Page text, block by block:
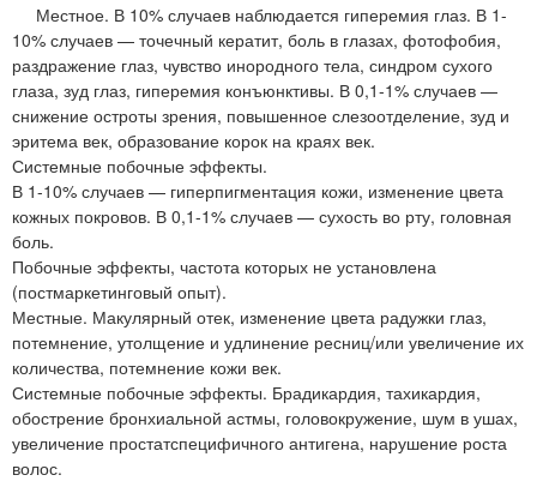
Местное. В 10% случаев наблюдается гиперемия глаз. В 1-
10% случаев — точечный кератит, боль в глазах, фотофобия,
раздражение глаз, чувство инородного тела, синдром сухого
глаза, зуд глаз, гиперемия конъюнктивы. В 0,1-1% случаев —
снижение остроты зрения, повышенное слезоотделение, зуд и
эритема век, образование корок на краях век.
Системные побочные эффекты.
В 1-10% случаев — гиперпигментация кожи, изменение цвета
кожных покровов. В 0,1-1% случаев — сухость во рту, головная
боль.
Побочные эффекты, частота которых не установлена
(постмаркетинговый опыт).
Местные. Макулярный отек, изменение цвета радужки глаз,
потемнение, утолщение и удлинение ресниц/или увеличение их
количества, потемнение кожи век.
Системные побочные эффекты. Брадикардия, тахикардия,
обострение бронхиальной астмы, головокружение, шум в ушах,
увеличение простатспецифичного антигена, нарушение роста
волос.